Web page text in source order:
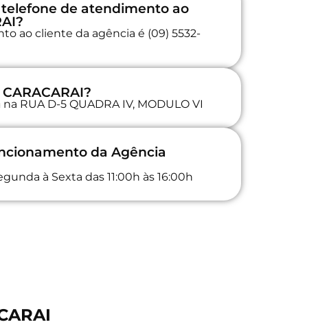
de atendimento ao
ao cliente da agência é (09) 5532-
RUA D-5 QUADRA IV, MODULO VI
da Agência
à Sexta das 11:00h às 16:00h